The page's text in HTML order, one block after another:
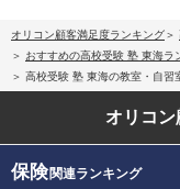
オリコン顧客満足度ランキング
おすすめの高校受験 塾 東海ラ
高校受験 塾 東海の教室・自習
オリコ
保険関連ランキング